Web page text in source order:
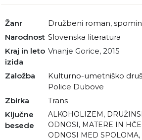
Žanr družbeni roman,
Narodnost
slovenska literatura
Kraj in leto
izida
Vnanje Gorice, 2015
Založba
Kulturno-umetniško
Police Dubove
Zbirka
Trans
Ključne
besede
ALKOHOLIZEM,
ODNOSI, MATERE IN
ODNOSI MED SPOLOMA,